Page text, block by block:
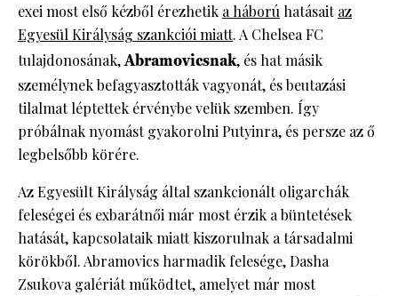
exei most első kézből érezhetik a háború hatásaitaz
Egyesül Királyság szankciói miatt. A Chelsea FC
tulajdonosának, Abramovicsnak, és hat másik
személynek befagyasztották vagyonát, és beutazási
tilalmat léptettek érvénybe velük szemben. Így
próbálnak nyomást gyakorolni Putyinra, és persze az ő
legbelsőbb körére.
Az Egyesült Királyság által szankcionált oligarchák
feleségei és exbarátnői már most érzik a büntetések
hatását, kapcsolataik miatt kiszorulnak a társadalmi
körökből. Abramovics harmadik felesége, Dasha
Zsukova galériát működtet, amelyet már most